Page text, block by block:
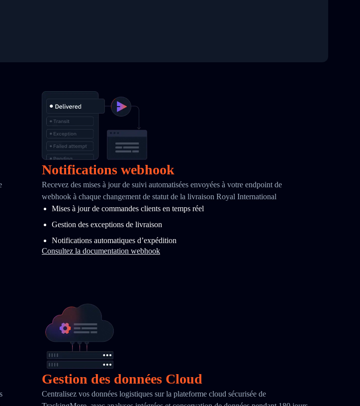
Notifications webhook
Recevez des mises à jour de suivi automatisées envoyées à votre endpoint de
webhook à chaque changement de statut de la livraison Royal International
Mises à jour de commandes clients en temps réel
Gestion des exceptions de livraison
Notifications automatiques d’expédition
Consultez la documentation webhook
Gestion des données Cloud
Centralisez vos données logistiques sur la plateforme cloud sécurisée de